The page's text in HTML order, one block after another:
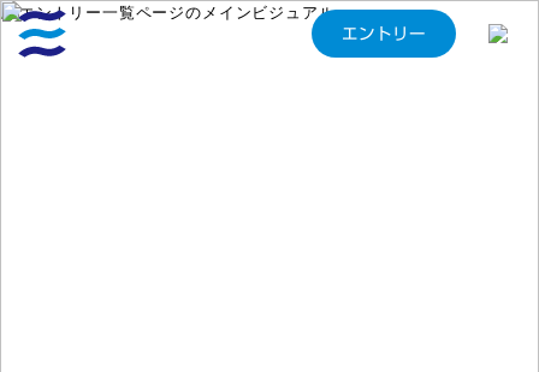
エントリー